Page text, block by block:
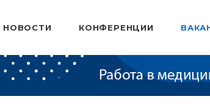
НОВОСТИ КОНФЕРЕНЦИИ